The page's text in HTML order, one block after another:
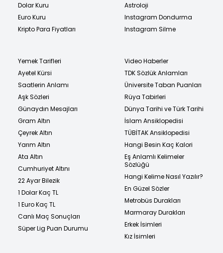
Dolar Kuru
Euro Kuru
Kripto Para Fiyatları
Astroloji
Instagram Dondurma
Instagram Silme
Yemek Tarifleri
Ayetel Kürsi
Saatlerin Anlamı
Aşk Sözleri
Günaydın Mesajları
Gram Altın
Çeyrek Altın
Yarım Altın
Ata Altın
Cumhuriyet Altını
22 Ayar Bilezik
1 Dolar Kaç TL
1 Euro Kaç TL
Canlı Maç Sonuçları
Süper Lig Puan Durumu
Video Haberler
TDK Sözlük Anlamları
Üniversite Taban Puanları
Rüya Tabirleri
Dünya Tarihi ve Türk Tarihi
İslam Ansiklopedisi
TÜBİTAK Ansiklopedisi
Hangi Besin Kaç Kalori
Eş Anlamlı Kelimeler
Sözlüğü
Hangi Kelime Nasıl Yazılır?
En Güzel Sözler
Metrobüs Durakları
Marmaray Durakları
Erkek İsimleri
Kız İsimleri